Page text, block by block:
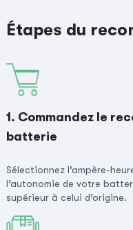
Étapes du
1. Commandez le
batterie
Sélectionnez l’ampère-
l’autonomie de votre
supérieur à celui d’origine.